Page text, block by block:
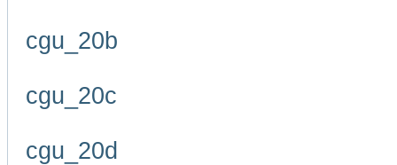
cgu_20b
cgu_20c
cgu_20d